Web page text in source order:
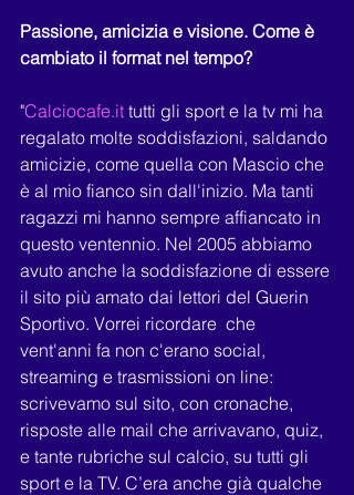
Passione, amicizia e visione. Come è
cambiato il format nel tempo?
"Calciocafe.it tutti gli sport e la tv mi ha
regalato molte soddisfazioni, saldando
amicizie, come quella con Mascio che
è al mio fianco sin dall'inizio. Ma tanti
ragazzi mi hanno sempre affiancato in
questo ventennio. Nel 2005 abbiamo
avuto anche la soddisfazione di essere
il sito più amato dai lettori del Guerin
Sportivo. Vorrei ricordare  che
vent'anni fa non c'erano social,
streaming e trasmissioni on line:
scrivevamo sul sito, con cronache,
risposte alle mail che arrivavano, quiz,
e tante rubriche sul calcio, su tutti gli
sport e la TV. C’era anche già qualche